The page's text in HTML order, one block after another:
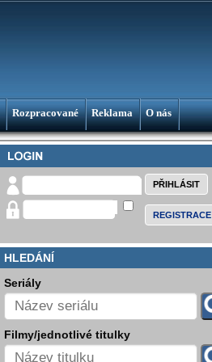
Rozpracované Reklama O nás
REGISTRACE
HLEDÁNÍ
Seriály
Filmy/jednotlivé titulky